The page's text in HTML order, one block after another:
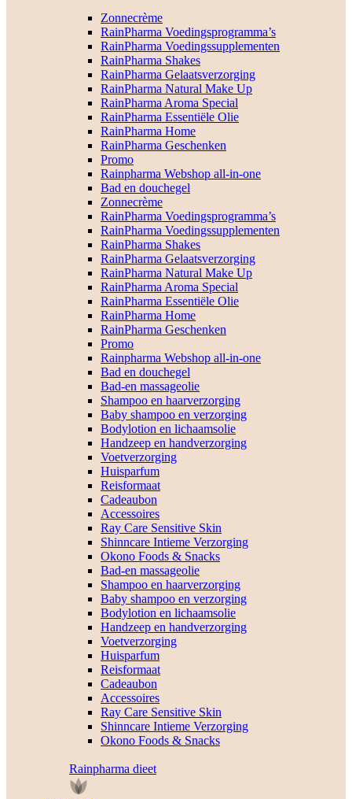
Zonnecrème
RainPharma Voedingsprogramma’s
RainPharma Voedingssupplementen
RainPharma Shakes
RainPharma Gelaatsverzorging
RainPharma Natural Make Up
RainPharma Aroma Special
RainPharma Essentiële Olie
RainPharma Home
RainPharma Geschenken
Promo
Rainpharma Webshop all-in-one
Bad en douchegel
Zonnecrème
RainPharma Voedingsprogramma’s
RainPharma Voedingssupplementen
RainPharma Shakes
RainPharma Gelaatsverzorging
RainPharma Natural Make Up
RainPharma Aroma Special
RainPharma Essentiële Olie
RainPharma Home
RainPharma Geschenken
Promo
Rainpharma Webshop all-in-one
Bad en douchegel
Bad-en massageolie
Shampoo en haarverzorging
Baby shampoo en verzorging
Bodylotion en lichaamsolie
Handzeep en handverzorging
Voetverzorging
Huisparfum
Reisformaat
Cadeaubon
Accessoires
Ray Care Sensitive Skin
Shinncare Intieme Verzorging
Okono Foods & Snacks
Bad-en massageolie
Shampoo en haarverzorging
Baby shampoo en verzorging
Bodylotion en lichaamsolie
Handzeep en handverzorging
Voetverzorging
Huisparfum
Reisformaat
Cadeaubon
Accessoires
Ray Care Sensitive Skin
Shinncare Intieme Verzorging
Okono Foods & Snacks
Rainpharma dieet